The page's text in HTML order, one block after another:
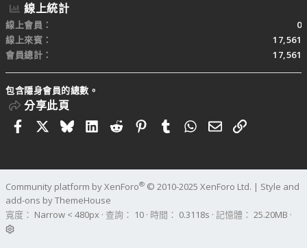
線上統計
線上會員
0
線上來賓
17,561
會員總計
17,561
包含隱身會員的總數。
分享此頁
FacebookBlueskyLinkedIn
RedditPinterestTumblrWhatsApp
電子郵件
連結
Community platform by XenForo® © 2010-2025 XenForo Ltd. | Style and
add-ons by ThemeHouse
寬度
查詢 10 時間 0.3118s 記憶體 25.20MB